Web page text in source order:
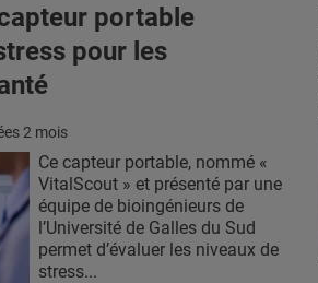
portable
pour les
2 mois
Ce capteur portable, nommé «
VitalScout » et présenté par une
équipe de bioingénieurs de
l’Université de Galles du Sud
permet d’évaluer les niveaux de
stress...